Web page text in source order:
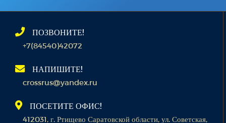
ПОЗВОНИТЕ!
+7(84540)42072
НАПИШИТЕ!
crossrus@yandex.ru
ПОСЕТИТЕ ОФИС!
412031, г. Ртищево Саратовской области, ул. Советская,